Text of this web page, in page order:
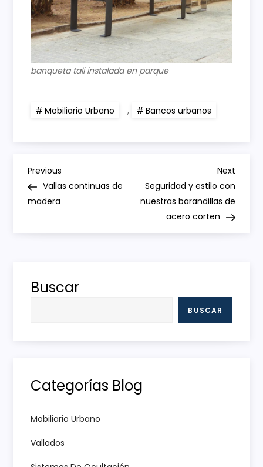
banqueta tali instalada en parque
Mobiliario Urbano , Bancos urbanos
N
a
v
g
c
ó
n
d
Previous
Post
Previous
Vallas continuas de
madera
Next
Post
Next
Seguridad y estilo con
nuestras barandillas de
acero corten
Buscar
BUSCAR
Categorías Blog
Mobiliario Urbano
Vallados